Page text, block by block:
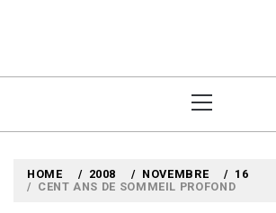
Menu
HOME 2008 NOVEMBRE
16
CENT ANS DE SOMMEIL PROFOND